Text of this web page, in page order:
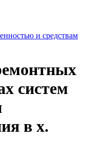
и средствам
систем
в х.